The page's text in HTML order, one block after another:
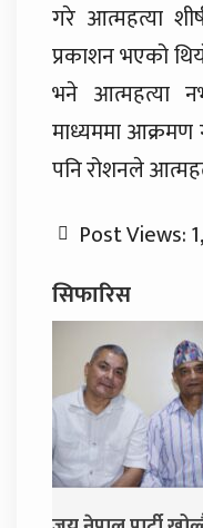
गरे आत्महत्या
प्रकाशन भएको
भने आत्महत्या
माध्यममा आक्रमण
पनि रोशनले
Post Views:
सिफारिस